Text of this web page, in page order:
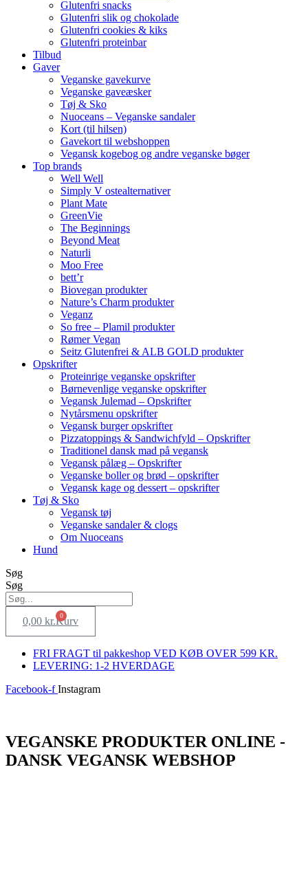
Glutenfri snacks
Glutenfri slik og chokolade
Glutenfri cookies & kiks
Glutenfri proteinbar
Tilbud
Gaver
Veganske gavekurve
Veganske gaveæsker
Tøj & Sko
Nuoceans – Veganske sandaler
Kort (til hilsen)
Gavekort til webshoppen
Vegansk kogebog og andre veganske bøger
Top brands
Well Well
Simply V ostealternativer
Plant Mate
GreenVie
The Beginnings
Beyond Meat
Naturli
Moo Free
bett’r
Biovegan produkter
Nature’s Charm produkter
Veganz
So free – Plamil produkter
Rømer Vegan
Seitz Glutenfrei & ALB GOLD produkter
Opskrifter
Proteinrige veganske opskrifter
Børnevenlige veganske opskrifter
Vegansk Julemad – Opskrifter
Nytårsmenu opskrifter
Vegansk burger opskrifter
Pizzatoppings & Sandwichfyld – Opskrifter
Traditionel dansk mad på vegansk
Vegansk pålæg – Opskrifter
Veganske boller og brød – opskrifter
Vegansk kage og dessert – opskrifter
Tøj & Sko
Vegansk tøj
Veganske sandaler & clogs
Om Nuoceans
Hund
Søg
Søg
0,00 kr. 0
Kurv
FRI FRAGT til pakkeshop VED KØB OVER 599 KR.
LEVERING: 1-2 HVERDAGE
Facebook-f Instagram
VEGANSKE PRODUKTER ONLINE -
DANSK VEGANSK WEBSHOP